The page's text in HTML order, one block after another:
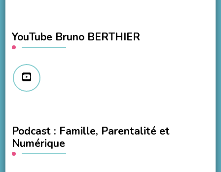
YouTube Bruno BERTHIER
Podcast : Famille, Parentalité et
Numérique